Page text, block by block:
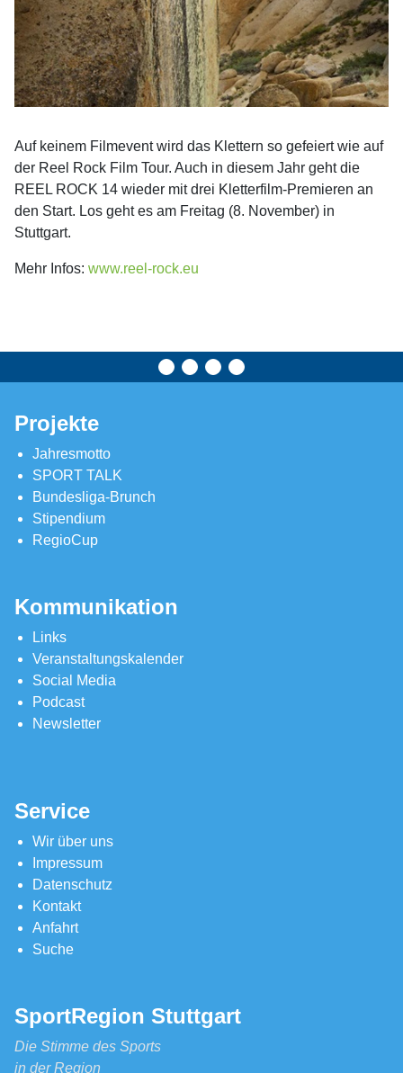
Auf keinem Filmevent wird das Klettern so gefeiert wie auf
der Reel Rock Film Tour. Auch in diesem Jahr geht die
REEL ROCK 14 wieder mit drei Kletterfilm-Premieren an
den Start. Los geht es am Freitag (8. November) in
Stuttgart.
Mehr Infos: www.reel-rock.eu
Projekte
Jahresmotto
SPORT TALK
Bundesliga-Brunch
Stipendium
RegioCup
Kommunikation
Links
Veranstaltungskalender
Social Media
Podcast
Newsletter
Service
Wir über uns
Impressum
Datenschutz
Kontakt
Anfahrt
Suche
SportRegion Stuttgart
Die Stimme des Sports
in der Region